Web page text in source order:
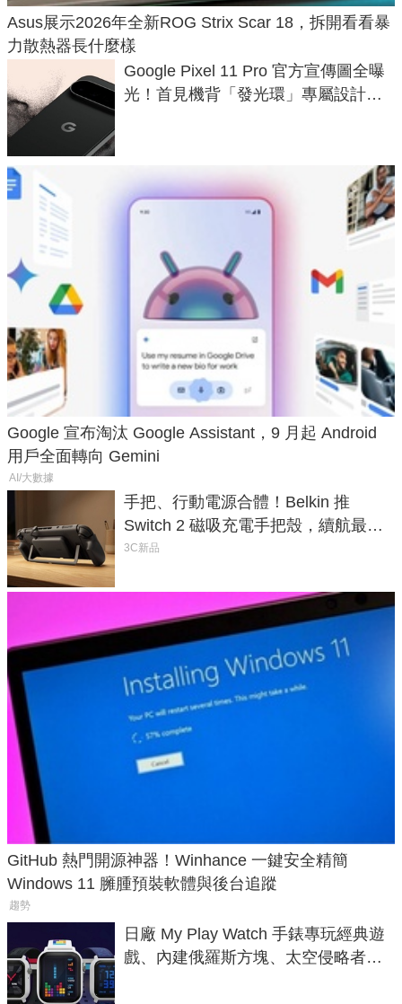
Asus展示2026年全新ROG Strix Scar 18，拆開看看暴
力散熱器長什麼樣
Google Pixel 11 Pro 官方宣傳圖全曝
光！首見機背「發光環」專屬設計、
Google 宣布淘汰 Google Assistant，9 月起 Android
用戶全面轉向 Gemini
AI/大數據
手把、行動電源合體！Belkin 推
Switch 2 磁吸充電手把殼，續航最高
延長 1.5 倍
3C新品
GitHub 熱門開源神器！Winhance 一鍵安全精簡
Windows 11 臃腫預裝軟體與後台追蹤
趨勢
日廠 My Play Watch 手錶專玩經典遊
戲、內建俄羅斯方塊、太空侵略者，